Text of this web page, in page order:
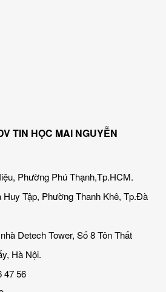
TIN HỌC MAI NGUYỄN
Phường Phú Thạnh,Tp.HCM.
Tập, Phường Thanh Khê, Tp.Đà
Detech Tower, Số 8 Tôn Thất
Hà Nội.
47 56